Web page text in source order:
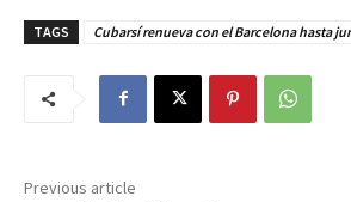
TAGS Cubarsí renueva con el Barcelona hasta
Previous article